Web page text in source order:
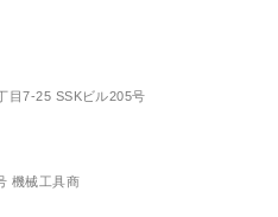
目7-25 SSKビル205号
機械工具商